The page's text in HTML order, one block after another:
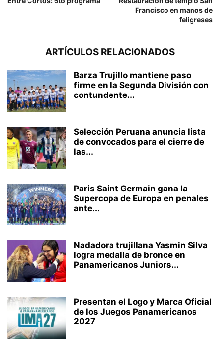
Francisco en manos de
feligreses
ARTÍCULOS RELACIONADOS
Barza Trujillo mantiene paso
firme en la Segunda División con
contundente...
Selección Peruana anuncia lista
de convocados para el cierre de
las...
Paris Saint Germain gana la
Supercopa de Europa en penales
ante...
Nadadora trujillana Yasmin Silva
logra medalla de bronce en
Panamericanos Juniors...
Presentan el Logo y Marca Oficial
de los Juegos Panamericanos
2027